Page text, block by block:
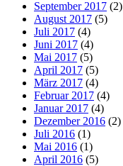
September 2017 (2)
August 2017 (5)
Juli 2017 (4)
Juni 2017 (4)
Mai 2017 (5)
April 2017 (5)
März 2017 (4)
Februar 2017 (4)
Januar 2017 (4)
Dezember 2016 (2)
Juli 2016 (1)
Mai 2016 (1)
April 2016 (5)